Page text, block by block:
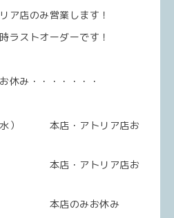
ア店のみ営業します！
ラストオーダーです！
休み・・・・・・・
水） 本店・アトリア店お
店・アトリア店お
店のみお休み